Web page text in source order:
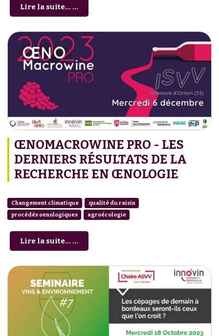
Lire la suite... ...
ŒNOMACROWINE PRO - LES
DERNIERS RÉSULTATS DE LA
RECHERCHE EN ŒNOLOGIE
Changement climatique
qualité du raisin
procédés oenologiques
agroécologie
Lire la suite... ...